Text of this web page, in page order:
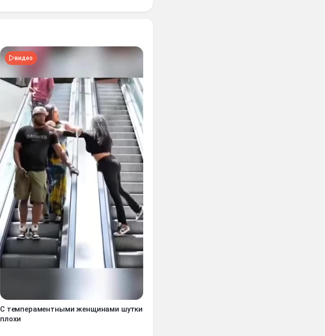
видео
С темпераментными женщинами шутки
плохи